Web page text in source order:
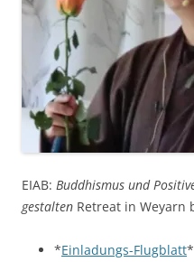
EIAB: Buddhismus und
gestalten Retreat in Weyarn
*Einladungs-Flugblatt*